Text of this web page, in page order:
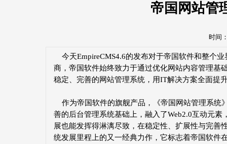
帝国网站管
时间
今天EmpireCMS4.6的发布对于帝国软件和整个
商，帝国软件始终致力于通过优化网站内容管理基
稳定、完善的网站管理系统，用IT解决方案全面提
作为帝国软件的旗舰产品，《帝国网站管理系统
善的后台管理系统基础上，融入了Web2.0互动元
展也能发挥得淋漓尽致，在稳定性、扩展性与完善
统发展里程上的又一经典力作，它标志着帝国软件